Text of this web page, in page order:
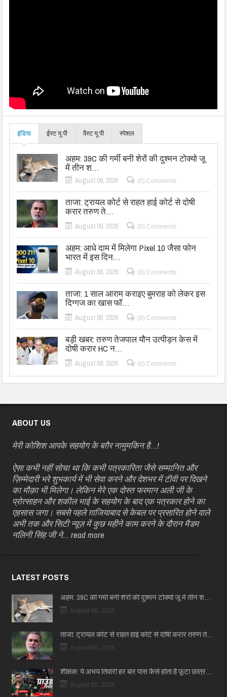
इंडिया ईस्ट यू.पी वैस्ट यू.पी स्पेशल
अहम: 39C की गर्मी बनी शेरों की दुश्मन टोक्यो जू
में तीन श…
August 06, 2026 (0) Comments
ताजा: ट्रायल कोर्ट से राहत हाई कोर्ट से दोषी
करार तरुण ते…
August 06, 2026 (0) Comments
अहम: आधे दाम में मिलेगा Pixel 10 जैसा फोन
भारत में इस दिन…
August 06, 2026 (0) Comments
ताजा: 1 साल आराम कराइए बुमराह को लेकर इस
दिग्गज का खास फॉ…
August 06, 2026 (0) Comments
बड़ी खबर: तरुण तेजपाल यौन उत्पीड़न केस में
दोषी करार HC न…
August 06, 2026 (0) Comments
ABOUT US
मेरी कोशिश आपके सहयोग के बग़ैर नामुमकिन है…!
ऐसा कभी नहीं सोचा था कि कभी पत्रकारिता जैसे सम्मानित और
ज़िम्मेदारी भरे शुभकार्य में भी सेवा करने और देशभर में टीवी पर दिखने
का मौक़ा भी मिलेगा। लेकिन मेरे एक दोस्त फरमान अली जी के
प्रोत्साहन और शकील भाई के सहयोग के बाद एक पत्रकार होने का
एहसास जगा। सबसे पहले ग़ाजियाबाद से केबल पर प्रसारित होने वाले
अभी तक और सिटी न्यूज़ में कुछ महीने काम करने के दौरान मैडम
नलिनी सिंह जी ने...read more
LATEST POSTS
अहम: 39C की गर्मी बनी शेरों की दुश्मन टोक्यो जू में तीन श…
August 06, 2026
ताजा: ट्रायल कोर्ट से राहत हाई कोर्ट से दोषी करार तरुण ते…
August 06, 2026
शैक्षिक: ये अभय तिवारी हर बार पास कैसे होता है फूटा छात्र…
August 06, 2026